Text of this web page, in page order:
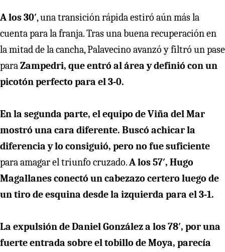
A los 30′, una transición rápida estiró aún más la
cuenta para la franja. Tras una buena recuperación en
la mitad de la cancha, Palavecino avanzó y filtró un pase
para Zampedri, que entró al área y definió con un
picotón perfecto para el 3-0.
En la segunda parte, el equipo de Viña del Mar
mostró una cara diferente. Buscó achicar la
diferencia y lo consiguió, pero no fue suficiente
para amagar el triunfo cruzado.A los 57′, Hugo
Magallanes conectó un cabezazo certero luego de
un tiro de esquina desde la izquierda para el 3-1.
La expulsión de Daniel González a los 78′, por una
fuerte entrada sobre el tobillo de Moya, parecía